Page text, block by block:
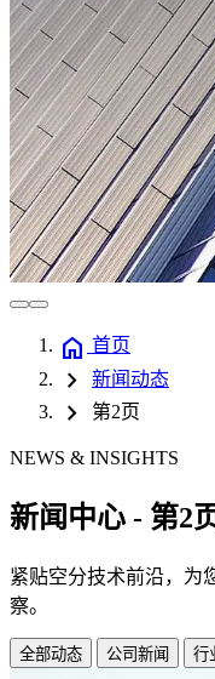
home 首页
chevron_right 新闻动态
chevron_right 第2页
NEWS & INSIGHTS
新闻中心 - 第2
紧贴空分技术前沿，为
察。
全部动态 公司新闻 行